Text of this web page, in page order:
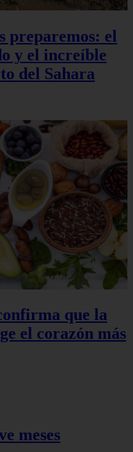
preparemos: el
y el increíble
del Sahara
que la
el corazón más
meses